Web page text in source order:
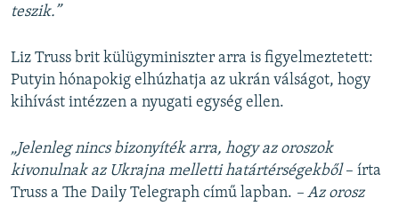
teszik.”
Liz Truss brit külügyminiszter arra is figyelmeztetett:
Putyin hónapokig elhúzhatja az ukrán válságot, hogy
kihívást intézzen a nyugati egység ellen.
„Jelenleg nincs bizonyíték arra, hogy az oroszok
kivonulnak az Ukrajna melletti határtérségekből– írta
Truss a The Daily Telegraph című lapban. – Az orosz